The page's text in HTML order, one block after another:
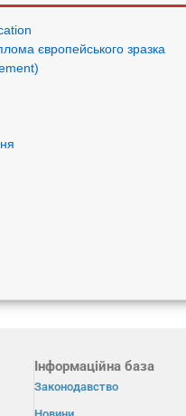
європейського зразка
Інформаційна база
Законодавство